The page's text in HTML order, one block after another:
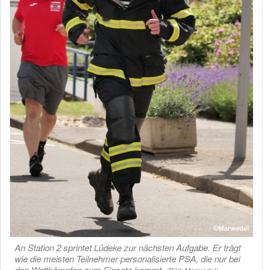
An Station 2 sprintet Lüdeke zur nächsten Aufgabe. Er trägt
wie die meisten Teilnehmer personalisierte PSA, die nur bei